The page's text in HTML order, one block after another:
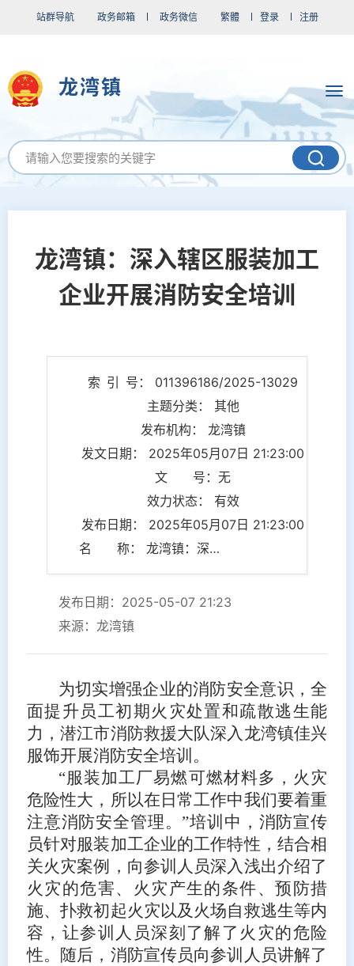
站群导航 政务邮箱 政务微信 繁體 登录 注册
龙湾镇
龙湾镇：深入辖区服装加工
企业开展消防安全培训
索 引 号： 011396186/2025-13029
主题分类： 其他
发布机构： 龙湾镇
发文日期： 2025年05月07日 21:23:00
文 号：无
效力状态： 有效
发布日期： 2025年05月07日 21:23:00
名 称： 龙湾镇：深入辖区服装加工企业开展消防安全培训
发布日期：2025-05-07 21:23
来源：龙湾镇
为切实增强企业的消防安全意识，全
面提升员工初期火灾处置和疏散逃生能
力，潜江市消防救援大队深入龙湾镇佳兴
服饰开展消防安全培训。
“服装加工厂易燃可燃材料多，火灾
危险性大，所以在日常工作中我们要着重
注意消防安全管理。”培训中，消防宣传
员针对服装加工企业的工作特性，结合相
关火灾案例，向参训人员深入浅出介绍了
火灾的危害、火灾产生的条件、预防措
施、扑救初起火灾以及火场自救逃生等内
容，让参训人员深刻了解了火灾的危险
性。随后，消防宣传员向参训人员讲解了